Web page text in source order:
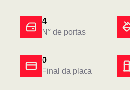
4
N° de portas
0
Final da placa